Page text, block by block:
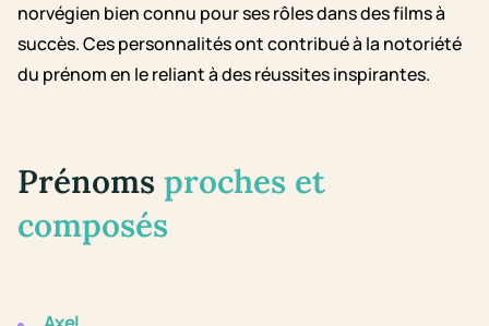
norvégien bien connu pour ses rôles dans des films à
succès. Ces personnalités ont contribué à la notoriété
du prénom en le reliant à des réussites inspirantes.
Prénoms proches et
composés